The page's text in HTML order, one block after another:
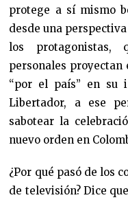
protege a sí mismo
desde una
los protagonistas,
personales proyectan
“por el país” en su
Libertador, a ese
sabotear la
nuevo orden en
¿Por qué pasó de los
de televisión? Dice